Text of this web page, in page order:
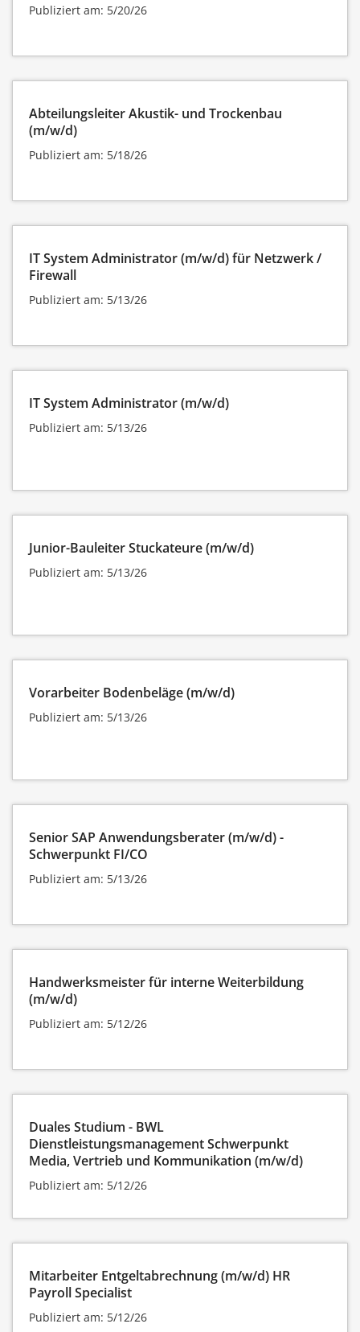
Publiziert am: 5/20/26
Abteilungsleiter Akustik- und Trockenbau
(m/w/d)
Publiziert am: 5/18/26
IT System Administrator (m/w/d) für Netzwerk /
Firewall
Publiziert am: 5/13/26
IT System Administrator (m/w/d)
Publiziert am: 5/13/26
Junior-Bauleiter Stuckateure (m/w/d)
Publiziert am: 5/13/26
Vorarbeiter Bodenbeläge (m/w/d)
Publiziert am: 5/13/26
Senior SAP Anwendungsberater (m/w/d) -
Schwerpunkt FI/CO
Publiziert am: 5/13/26
Handwerksmeister für interne Weiterbildung
(m/w/d)
Publiziert am: 5/12/26
Duales Studium - BWL
Dienstleistungsmanagement Schwerpunkt
Media, Vertrieb und Kommunikation (m/w/d)
Publiziert am: 5/12/26
Mitarbeiter Entgeltabrechnung (m/w/d) HR
Payroll Specialist
Publiziert am: 5/12/26